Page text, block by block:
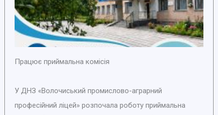
Працює приймальна комісія
У ДНЗ «Волочиський промислово-аграрний
професійний ліцей» розпочала роботу приймальна